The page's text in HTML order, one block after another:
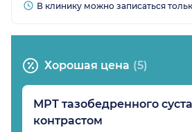
В клинику можно записаться
Хорошая цена (5)
МРТ тазобедренного
контрастом